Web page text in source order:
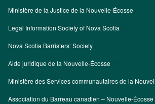
Ministère de la Justice de la Nouvelle-Écosse
Legal Information Society of Nova Scotia
Nova Scotia Barristers’ Society
Aide juridique de la Nouvelle-Écosse
Ministère des Services communautaires de la
Association du Barreau canadien – Nouvelle-Écosse